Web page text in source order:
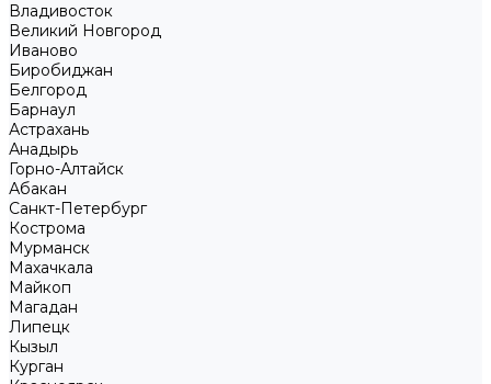
Владивосток
Великий Новгород
Иваново
Биробиджан
Белгород
Барнаул
Астрахань
Анадырь
Горно-Алтайск
Абакан
Санкт-Петербург
Кострома
Мурманск
Махачкала
Майкоп
Магадан
Липецк
Кызыл
Курган